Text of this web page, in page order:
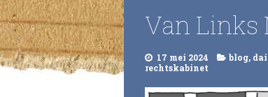
Van Links
17 mei 2024 blog,
rechtskabinet